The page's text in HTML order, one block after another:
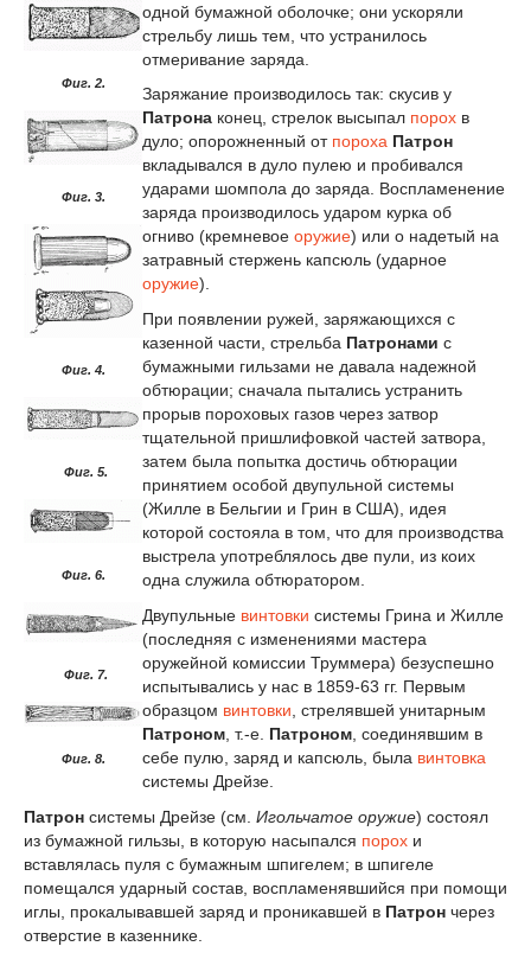
Фиг. 2.
Фиг. 3.
Фиг. 4.
Фиг. 5.
Фиг. 6.
Фиг. 7.
Фиг. 8.
одной бумажной оболочке; они ускоряли
стрельбу лишь тем, что устранилось
отмеривание заряда.
Заряжание производилось так: скусив у
Патрона конец, стрелок высыпал порох в
дуло; опорожненный от пороха Патрон
вкладывался в дуло пулею и пробивался
ударами шомпола до заряда. Воспламенение
заряда производилось ударом курка об
огниво (кремневое оружие) или о надетый на
затравный стержень капсюль (ударное
оружие).
При появлении ружей, заряжающихся с
казенной части, стрельба Патронами с
бумажными гильзами не давала надежной
обтюрации; сначала пытались устранить
прорыв пороховых газов через затвор
тщательной пришлифовкой частей затвора,
затем была попытка достичь обтюрации
принятием особой двупульной системы
(Жилле в Бельгии и Грин в США), идея
которой состояла в том, что для производства
выстрела употреблялось две пули, из коих
одна служила обтюратором.
Двупульные винтовки системы Грина и Жилле
(последняя с изменениями мастера
оружейной комиссии Труммера) безуспешно
испытывались у нас в 1859-63 гг. Первым
образцом винтовки , стрелявшей унитарным
Патроном , т.-е. Патроном , соединявшим в
себе пулю, заряд и капсюль, была винтовка
системы Дрейзе.
Патрон системы Дрейзе (см. Игольчатое оружие) состоял
из бумажной гильзы, в которую насыпался порох и
вставлялась пуля с бумажным шпигелем; в шпигеле
помещался ударный состав, воспламенявшийся при помощи
иглы, прокалывавшей заряд и проникавшей в Патрон через
отверстие в казеннике.